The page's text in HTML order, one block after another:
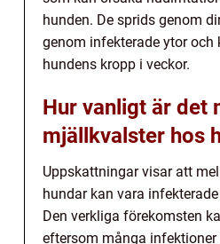
hunden. De sprids genom
genom infekterade ytor och
hundens kropp i veckor.
Hur vanligt är det
mjällkvalster hos
Uppskattningar visar att
hundar kan vara
Den verkliga förekomsten
eftersom många